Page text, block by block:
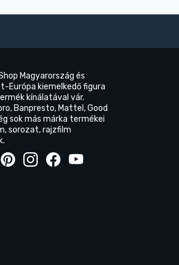
Magyarország és
Európa kiemelkedő figura
kínálatával vár.
Banpresto, Mattel, Good
sok más márka termékei
sorozat, rajzfilm